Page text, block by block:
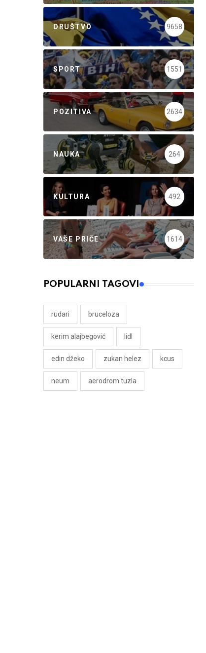
DRUŠTVO 9658
SPORT 1551
POZITIVA 2634
NAUKA 264
KULTURA 492
VAŠE PRIČE 1614
POPULARNI TAGOVI
rudari bruceloza
kerim alajbegović lidl
edin džeko zukan helez kcus
neum aerodrom tuzla